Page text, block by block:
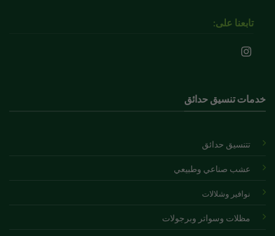
تابعنا على:
خدمات تنسيق حدائق
تتنسيق حدائق
عشب صناعي وطبيعي
نوافير وشلالات
مظلات وسواتر وبرجولات